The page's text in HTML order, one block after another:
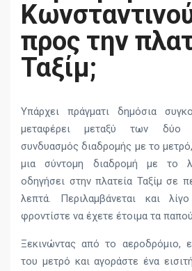
προς την
Ταξίμ;
Υπάρχει πράγματι δημόσια
μεταφέρει μεταξύ των δύο
συνδυασμός διαδρομής με το
μια σύντομη διαδρομή με το
οδηγήσει στην πλατεία Ταξίμ σε
λεπτά. Περιλαμβάνεται και
φροντίστε να έχετε έτοιμα τα
Ξεκινώντας από το αεροδρόμιο,
του μετρό και αγοράστε ένα